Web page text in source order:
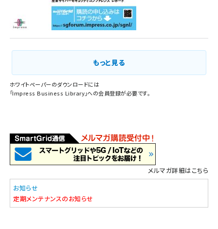
もっと見る
ホワイトペーパーのダウンロードには
「Impress Business Library」への会員登録が必要です。
メルマガ詳細はこちら
お知らせ
定期メンテナンスのお知らせ